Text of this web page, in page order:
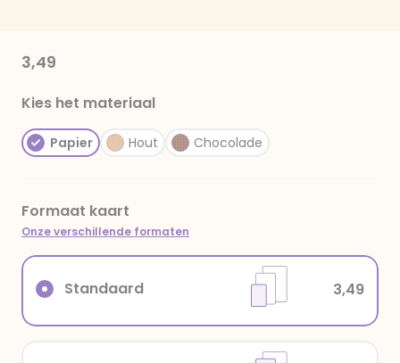
3,49
Kies het materiaal
Papier Hout Chocolade
Formaat kaart
Onze verschillende formaten
Standaard 3,49